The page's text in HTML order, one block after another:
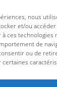
nous
et/ou
à ces
de
ou de
Lire la suite